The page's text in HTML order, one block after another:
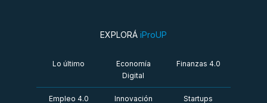
EXPLORÁ iProUP
Lo último
Economía
Digital
Finanzas 4.0
Empleo 4.0 Innovación Startups